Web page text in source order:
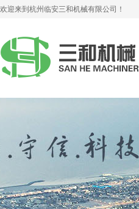
欢迎来到杭州临安三和机械有限公司！